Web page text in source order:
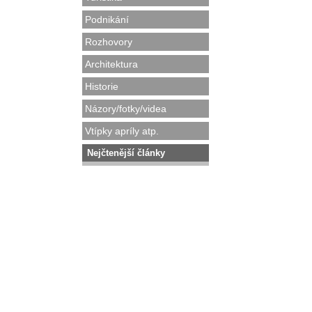
Podnikání
Rozhovory
Architektura
Historie
Názory/fotky/videa
Vtípky apríly atp.
Nejčtenější články